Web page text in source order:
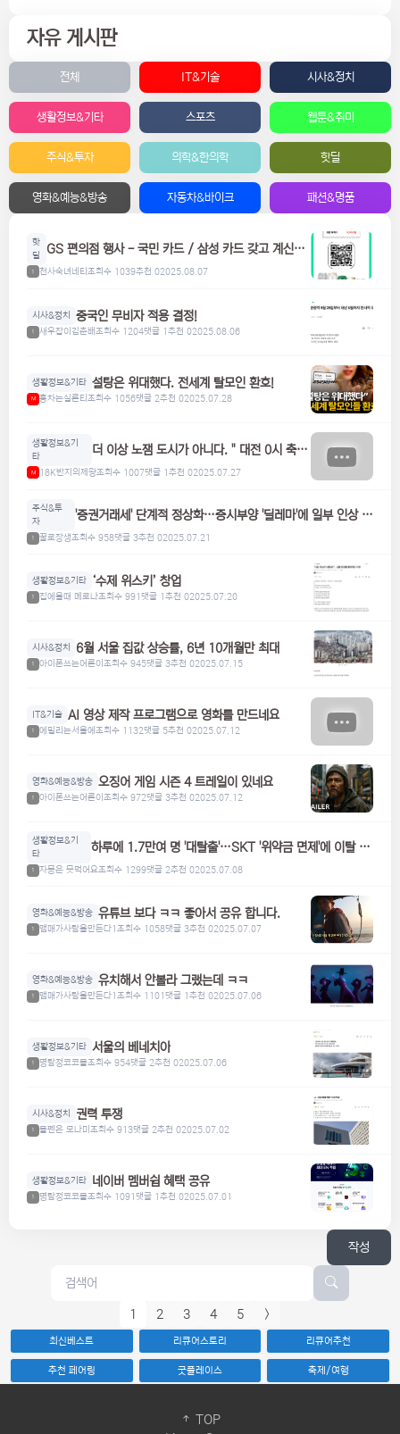
자유 게시판
전체 IT&기술 시사&정치
생활정보&기타 스포츠 웹툰&취미
주식&투자 의학&한의학 핫딜
영화&예능&방송 자동차&바이크 패션&명품
핫
딜
GS 편의점 행사 - 국민 카드 / 삼성 카드 갖고 계신분
1 천사숙녀네티조회수 1039추천 02025.08.07
시사&정치 중국인 무비자 적용 결정!
1 새우잡이김춘배조회수 1204댓글 1 추천 02025.08.06
생활정보&기타 설탕은 위대했다. 전세계 탈모인 환호!
M 홍차는실론티조회수 1056댓글 2추천 02025.07.28
생활정보&기
타
더 이상 노잼 도시가 아니다. " 대전 0시 축
M 18K반지의제왕조회수 1007댓글 1추천 02025.07.27
주식&투
자
'증권거래세' 단계적 정상화…증시부양 '딜레마'에 일부 인상 검
토
1 꿀로장생조회수 958댓글 3추천 02025.07.21
생활정보&기타 ‘수제 위스키’ 창업
1 집에올때 메로나조회수 991 댓글 1 추천 02025.07.20
시사&정치 6월 서울 집값 상승률, 6년 10개월만 최대
1 아이폰쓰는어른이 조회수 945댓글 3추천 02025.07.15
IT&기술 AI 영상 제작 프로그램으로 영화를 만드네요
1 에밀리는서울에 조회수 1132댓글 5추천 02025.07.12
영화&예능&방송 오징어 게임 시즌 4 트레일이 있네요
1 아이폰쓰는어른이 조회수 972댓글 3추천 02025.07.12
생활정보&기
타
하루에 1.7만여 명 '대탈출'…SKT '위약금 면제'에 이탈 급
증
1 자몽은 못먹어요조회수 1299댓글 2추천 02025.07.08
영화&예능&방송 유튜브 보다 ㅋㅋ 좋아서 공유 합니다.
1 맴매가사람을만든다1 조회수 1058댓글 3추천 02025.07.07
영화&예능&방송 유치해서 안볼라 그랬는데 ㅋㅋ
1 맴매가사람을만든다1 조회수 1101 댓글 1 추천 02025.07.06
생활정보&기타 서울의 베네치아
1 명탐정코코볼조회수 954댓글 2추천 02025.07.06
시사&정치 권력 투쟁
1 볼펜은 모나미 조회수 913댓글 2추천 02025.07.02
생활정보&기타 네이버 멤버쉽 혜택 공유
1 명탐정코코볼조회수 1091 댓글 1 추천 02025.07.01
작성
1 2 3 4 5 >
최신베스트 리큐어스토리 리큐어추천
추천 페어링 굿플레이스 축제/여행
TOP